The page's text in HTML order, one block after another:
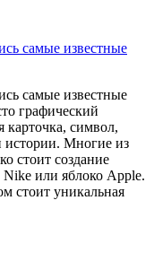
самые известные
самые известные
графический
карточка, символ,
истории. Многие из
стоит создание
Nike или яблоко Apple.
стоит уникальная